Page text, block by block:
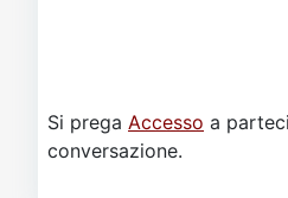
Si prega Accesso a
conversazione.